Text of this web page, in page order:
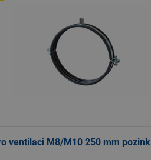
ventilaci M8/M10 250 mm pozink